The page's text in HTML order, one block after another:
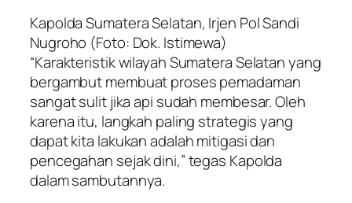
Kapolda Sumatera Selatan, Irjen Pol Sandi
Nugroho (Foto: Dok. Istimewa)
“Karakteristik wilayah Sumatera Selatan yang
bergambut membuat proses pemadaman
sangat sulit jika api sudah membesar. Oleh
karena itu, langkah paling strategis yang
dapat kita lakukan adalah mitigasi dan
pencegahan sejak dini,” tegas Kapolda
dalam sambutannya.